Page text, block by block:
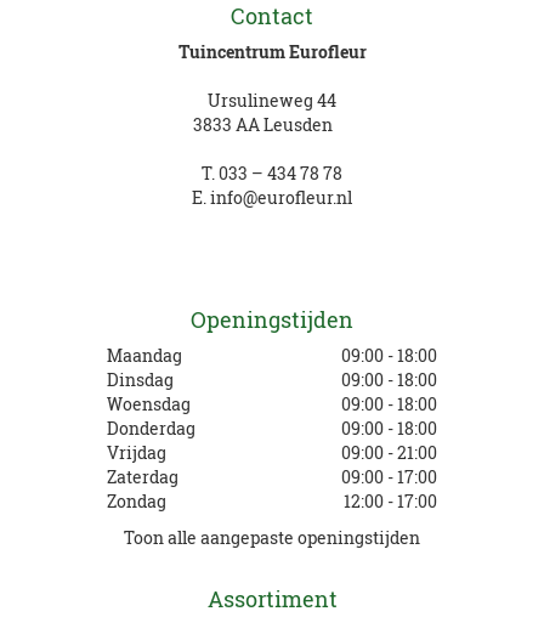
Contact
Tuincentrum Eurofleur
Ursulineweg 44
3833 AA Leusden
T.033 – 434 78 78
E.info@eurofleur.nl
Openingstijden
Maandag
09:00 - 18:00
Dinsdag
09:00 - 18:00
Woensdag
09:00 - 18:00
Donderdag
09:00 - 18:00
Vrijdag
09:00 - 21:00
Zaterdag
09:00 - 17:00
Zondag
12:00 - 17:00
Toon alle aangepaste openingstijden
Assortiment